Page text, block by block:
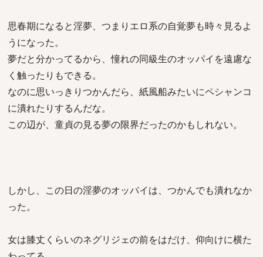
思春期になると淫夢、つまりエロ系の自覚夢も時々見るよ
うになった。
夢だと分かってるから、憧れの同級生のオッパイを遠慮な
く触ったりもできる。
なのに思いっきりつかんだら、紙風船みたいにペシャンコ
に潰れたりするんだな。
この辺が、童貞の見る夢の限界だったのかもしれない。
しかし、この日の淫夢のオッパイは、つかんでも潰れなか
った。
女は膝丈くらいのネグリジェの前をはだけ、仰向けに横た